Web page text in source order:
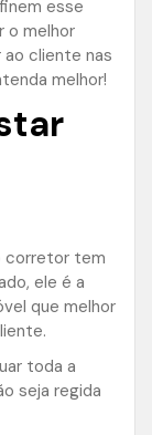
esse
o melhor
cliente nas
melhor!
corretor tem
ele é a
que melhor
toda a
seja regida